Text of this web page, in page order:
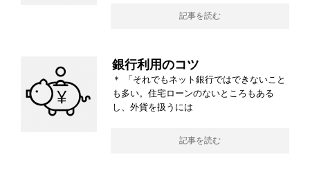
記事を読む
銀行利用のコツ
＊ 「それでもネット銀行ではできないこと
も多い。住宅ローンのないところもある
し、外貨を扱うには
記事を読む